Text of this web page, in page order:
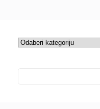
Odaberi
kategoriju